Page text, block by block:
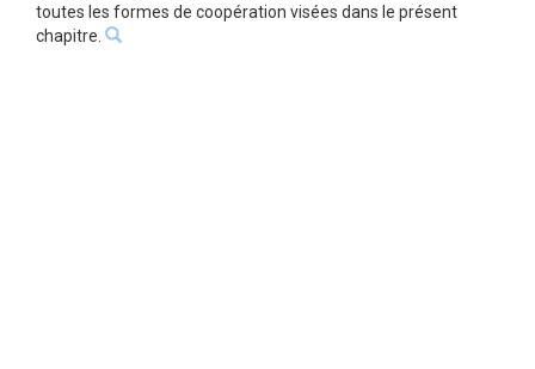
toutes les formes de coopération visées dans le présent
chapitre.